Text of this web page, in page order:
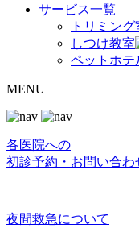
サービス一覧
トリミン
しつけ教室
ペットホテ
MENU
各医院への
初診予約・お問い合わ
夜間救急について